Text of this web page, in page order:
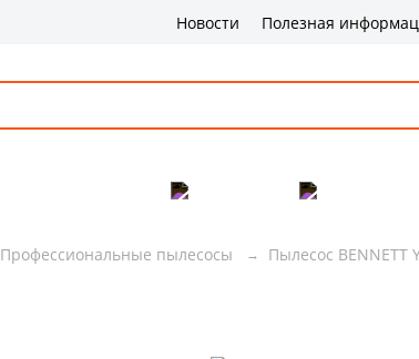
Новости Полезная
Профессиональные пылесосы Пылесос BENNETT